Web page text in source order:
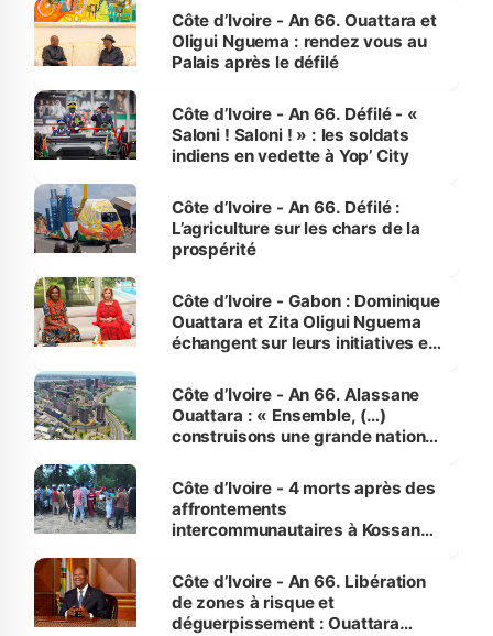
Côte d’Ivoire - An 66. Ouattara et
Oligui Nguema : rendez vous au
Palais après le défilé
Côte d’Ivoire - An 66. Défilé - «
Saloni ! Saloni ! » : les soldats
indiens en vedette à Yop’ City
Côte d’Ivoire - An 66. Défilé :
L’agriculture sur les chars de la
prospérité
Côte d’Ivoire - Gabon : Dominique
Ouattara et Zita Oligui Nguema
échangent sur leurs initiatives en
enfants
Côte d’Ivoire - An 66. Alassane
Ouattara : « Ensemble, (…)
construisons une grande nation
générations futures »
Côte d’Ivoire - 4 morts après des
affrontements
intercommunautaires à Kossandji
milieu des sinistrés
Côte d’Ivoire - An 66. Libération
de zones à risque et
déguerpissement : Ouattara